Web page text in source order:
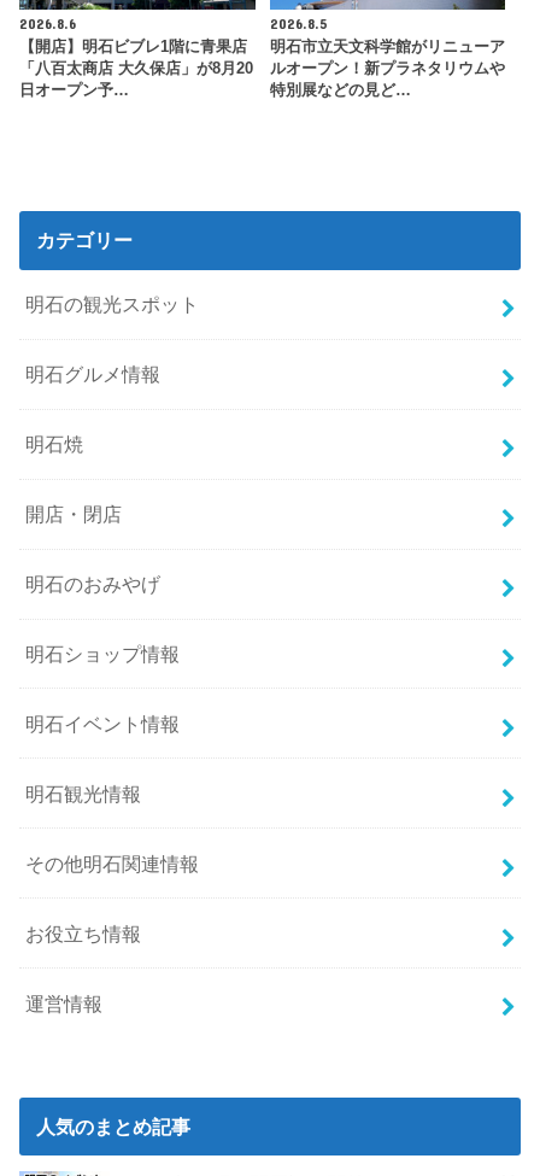
2026.8.6
【開店】明石ビブレ1階に青果店
「八百太商店 大久保店」が8月20
日オープン予…
2026.8.5
明石市立天文科学館がリニューア
ルオープン！新プラネタリウムや
特別展などの見ど…
カテゴリー
明石の観光スポット
明石グルメ情報
明石焼
開店・閉店
明石のおみやげ
明石ショップ情報
明石イベント情報
明石観光情報
その他明石関連情報
お役立ち情報
運営情報
人気のまとめ記事